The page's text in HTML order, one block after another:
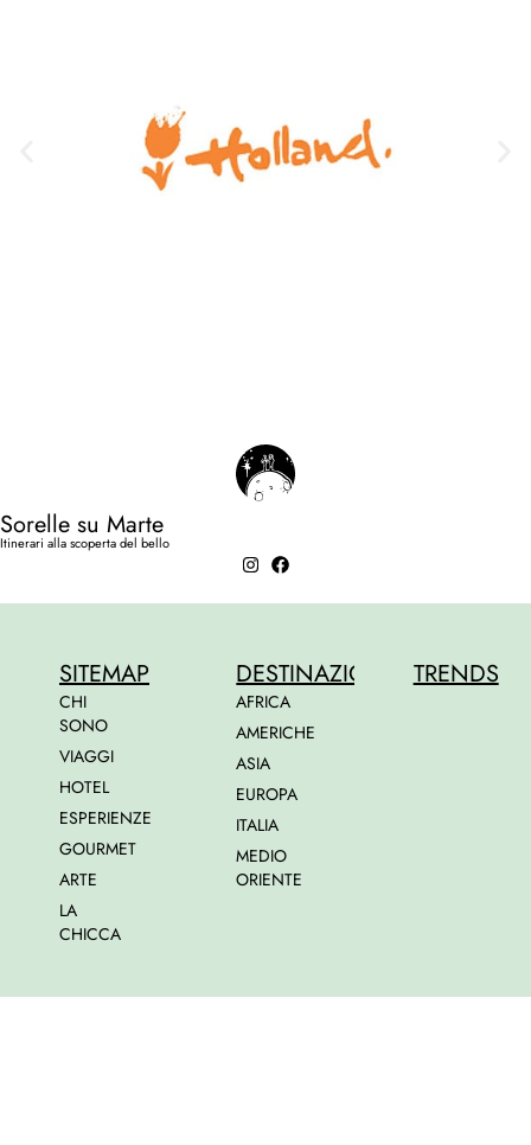
Sorelle su Marte
Itinerari alla scoperta del bello
SITEMAP
CHI
SONO
VIAGGI
HOTEL
ESPERIENZE
GOURMET
ARTE
LA
CHICCA
DESTINAZIONI
AFRICA
AMERICHE
ASIA
EUROPA
ITALIA
MEDIO
ORIENTE
TRENDS